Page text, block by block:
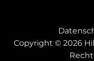
Copyright © 2026